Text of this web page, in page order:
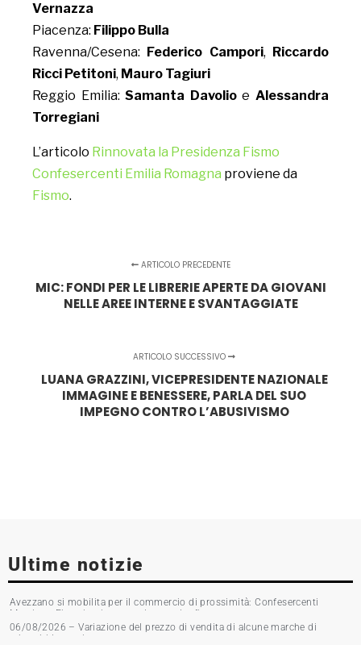
Vernazza
Piacenza: Filippo Bulla
Ravenna/Cesena: Federico Campori, Riccardo
Ricci Petitoni, Mauro Tagiuri
Reggio Emilia:Samanta DavolioeAlessandra
Torregiani
L’articolo Rinnovata la Presidenza Fismo
Confesercenti Emilia Romagna proviene da
Fismo.
ARTICOLO PRECEDENTE
MIC: FONDI PER LE LIBRERIE APERTE DA GIOVANI
NELLE AREE INTERNE E SVANTAGGIATE
ARTICOLO SUCCESSIVO
LUANA GRAZZINI, VICEPRESIDENTE NAZIONALE
IMMAGINE E BENESSERE, PARLA DEL SUO
IMPEGNO CONTRO L’ABUSIVISMO
Ultime notizie
Avezzano si mobilita per il commercio di prossimità: Confesercenti
Marsica e Fipac in piazza per la raccolta firme
06/08/2026 – Variazione del prezzo di vendita di alcune marche di
tabacchi lavorati